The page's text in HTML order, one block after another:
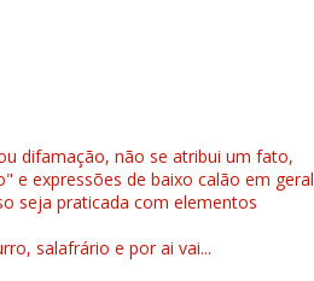
difamação, não se atribui um fato,
e expressões de baixo calão em geral
seja praticada com elementos
salafrário e por ai vai...